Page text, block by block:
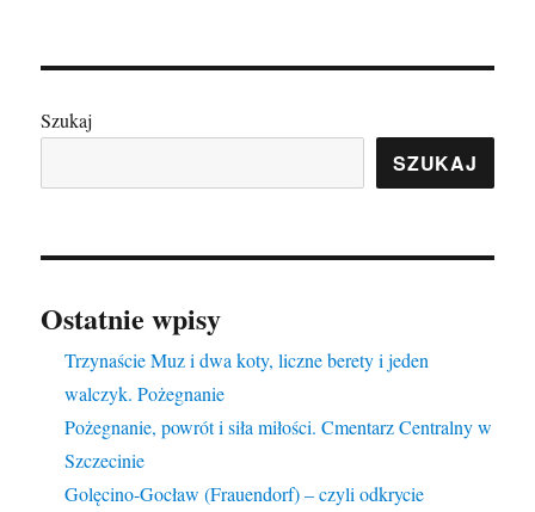
Szukaj
SZUKAJ
Ostatnie wpisy
Trzynaście Muz i dwa koty, liczne berety i jeden
walczyk. Pożegnanie
Pożegnanie, powrót i siła miłości. Cmentarz Centralny w
Szczecinie
Golęcino-Gocław (Frauendorf) – czyli odkrycie